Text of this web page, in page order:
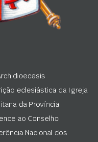
eclesiástica da Igreja
da Província
ao Conselho
Nacional dos